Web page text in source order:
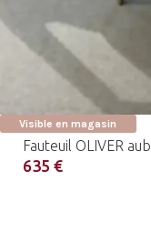
Visible en magasin
Fauteuil OLIVER
635 €